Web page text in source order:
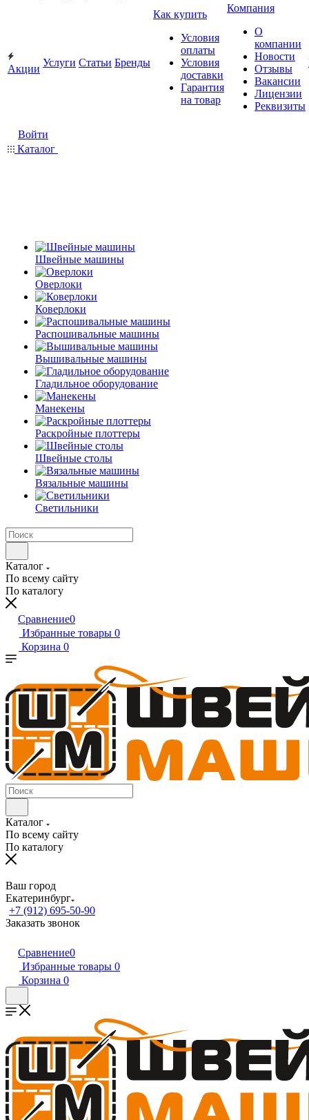
Акции
Услуги Статьи Бренды
Как купить
Условия
оплаты
Условия
доставки
Гарантия
на товар
Компания
О
компании
Новости
Отзывы
Вакансии
Лицензии
Реквизиты
Войти
Каталог
Швейные машины
Оверлоки
Коверлоки
Распошивальные машины
Вышивальные машины
Гладильное оборудование
Манекены
Раскройные плоттеры
Швейные столы
Вязальные машины
Светильники
Каталог
По всему сайту
По каталогу
Сравнение0
Избранные товары 0
Корзина 0
Каталог
По всему сайту
По каталогу
Ваш город
Екатеринбург
+7 (912) 695-50-90
Заказать звонок
Сравнение0
Избранные товары 0
Корзина 0